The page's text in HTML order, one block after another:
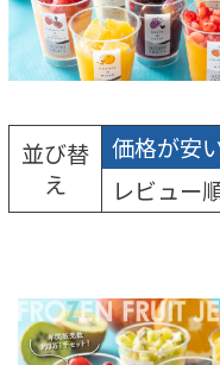
並び替
え
価格が安
レビュー